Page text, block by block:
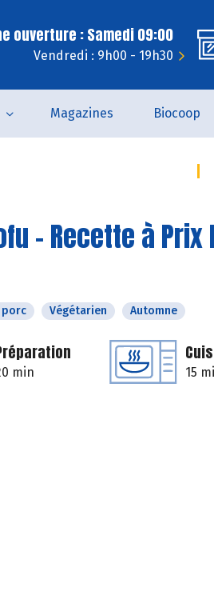
ouverture : Samedi 09:00
Vendredi : 9h00 - 19h30
Magazines Biocoop
- Recette à Prix
porc Végétarien Automne
min 15